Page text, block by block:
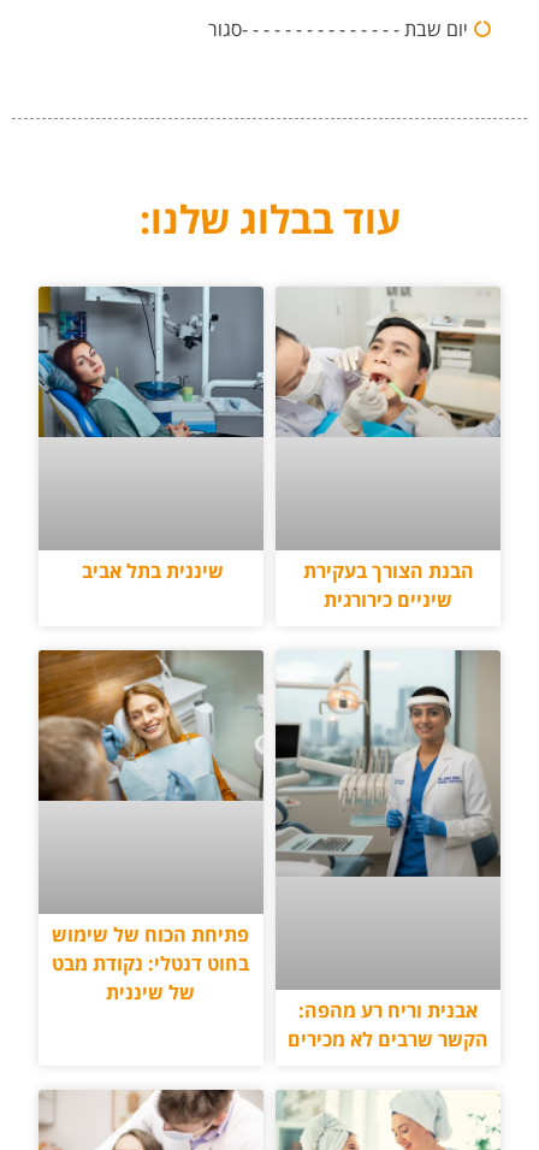
יום שבת - - - - - - - - - - - - - - -סגור
עוד בבלוג שלנו:
הבנת הצורך בעקירת
שיניים כירורגית
שיננית בתל אביב
אבנית וריח רע מהפה:
הקשר שרבים לא מכירים
פתיחת הכוח של שימוש
בחוט דנטלי: נקודת מבט
של שיננית